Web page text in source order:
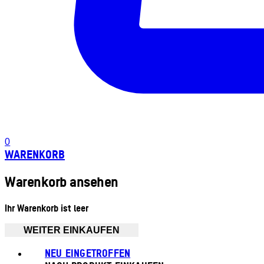
0
WARENKORB
Warenkorb ansehen
Ihr Warenkorb ist leer
WEITER EINKAUFEN
NEU EINGETROFFEN